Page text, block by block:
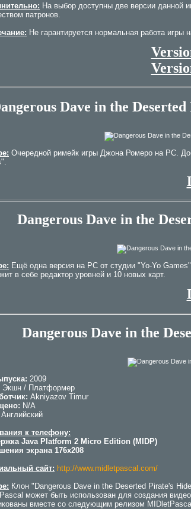
На выбор доступны две версии данной
патронов.
Не гарантируется нормальная работа игры
Dave in the
Очередной римейк игры Джона Ромеро на PC.
Dangerous Dave in the
Ещё одна версия на PC от студии "Yo-Yo
в себе редактор уровней и 10 новых карт.
Dangerous Dave in the
2009
Экшн / Платформер
Akniyazov Timur
N/A
Английский
к телефону:
Java Platform 2 Miсro Edition (MIDP)
экрана 176x208
сайт: http://www.midletpascal.com/
Клон "Dangerous Dave in the Deserted Pirate's
может быть использован для создания
вместе со следующим релизом MIDletPascal.